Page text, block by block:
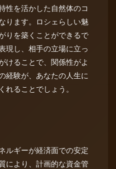
性を活かした自然体のコ
ります。ロシェらしい魅
りを築くことができるで
現し、相手の立場に立っ
けることで、関係性がよ
経験が、あなたの人生に
れることでしょう。
ルギーが経済面での安定
により、計画的な資金管